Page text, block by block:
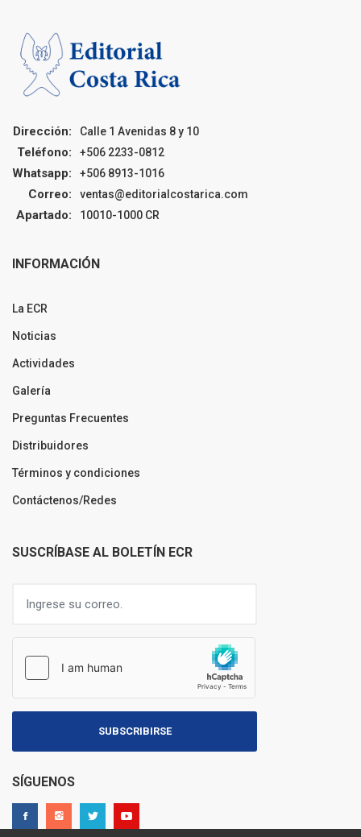
Dirección: Calle 1 Avenidas 8 y 10
Teléfono: +506 2233-0812
Whatsapp: +506 8913-1016
Correo: ventas@editorialcostarica.com
Apartado: 10010-1000 CR
INFORMACIÓN
La ECR
Noticias
Actividades
Galería
Preguntas Frecuentes
Distribuidores
Términos y condiciones
Contáctenos/Redes
SUSCRÍBASE AL BOLETÍN ECR
SUBSCRIBIRSE
SÍGUENOS